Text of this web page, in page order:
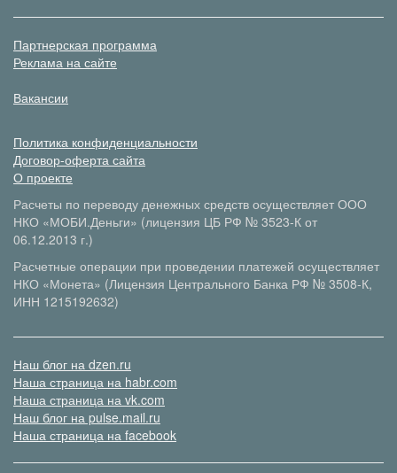
Партнерская программа
Реклама на сайте
Вакансии
Политика конфиденциальности
Договор-оферта сайта
О проекте
Расчеты по переводу денежных средств осуществляет ООО
НКО «МОБИ.Деньги» (лицензия ЦБ РФ № 3523-К от
06.12.2013 г.)
Расчетные операции при проведении платежей осуществляет
НКО «Монета» (Лицензия Центрального Банка РФ № 3508-К,
ИНН 1215192632)
Наш блог на dzen.ru
Наша страница на habr.com
Наша страница на vk.com
Наш блог на pulse.mail.ru
Наша страница на facebook